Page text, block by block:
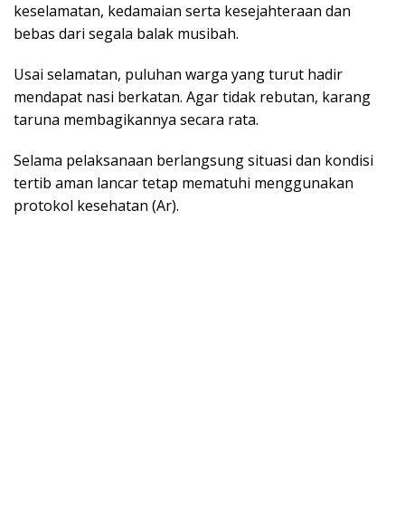
keselamatan, kedamaian serta kesejahteraan dan
bebas dari segala balak musibah.
Usai selamatan, puluhan warga yang turut hadir
mendapat nasi berkatan. Agar tidak rebutan, karang
taruna membagikannya secara rata.
Selama pelaksanaan berlangsung situasi dan kondisi
tertib aman lancar tetap mematuhi menggunakan
protokol kesehatan (Ar).